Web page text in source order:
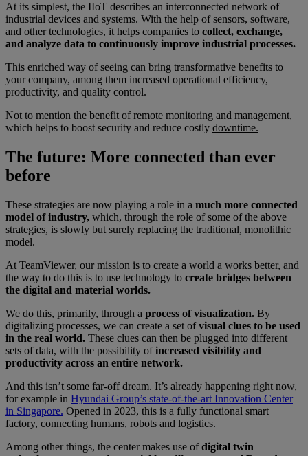
At its simplest, the IIoT describes an interconnected network of
industrial devices and systems. With the help of sensors, software,
and other technologies, it helps companies to collect, exchange,
and analyze data to continuously improve industrial processes.
This enriched way of seeing can bring transformative benefits to
your company, among them increased operational efficiency,
productivity, and quality control.
Not to mention the benefit of remote monitoring and management,
which helps to boost security and reduce costly downtime.
The future: More connected than ever
before
These strategies are now playing a role in a much more connected
model of industry, which, through the role of some of the above
strategies, is slowly but surely replacing the traditional, monolithic
model.
At TeamViewer, our mission is to create a world a works better, and
the way to do this is to use technology to create bridges between
the digital and material worlds.
We do this, primarily, through a process of visualization. By
digitalizing processes, we can create a set ofvisual clues to be used
in the real world. These clues can then be plugged into different
sets of data, with the possibility ofincreased visibility and
productivity across an entire network.
And this isn’t some far-off dream. It’s already happening right now,
for example in Hyundai Group’s state-of-the-art Innovation Center
in Singapore. Opened in 2023, this is a fully functional smart
factory, connecting humans, robots and logistics.
Among other things, the center makes use ofdigital twin